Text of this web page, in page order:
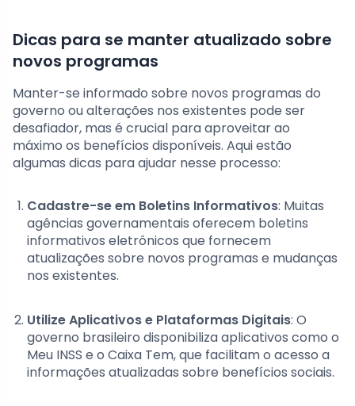
Dicas para se manter atualizado sobre
novos programas
Manter-se informado sobre novos programas do
governo ou alterações nos existentes pode ser
desafiador, mas é crucial para aproveitar ao
máximo os benefícios disponíveis. Aqui estão
algumas dicas para ajudar nesse processo:
Cadastre-se em Boletins Informativos: Muitas
agências governamentais oferecem boletins
informativos eletrônicos que fornecem
atualizações sobre novos programas e mudanças
nos existentes.
Utilize Aplicativos e Plataformas Digitais: O
governo brasileiro disponibiliza aplicativos como o
Meu INSS e o Caixa Tem, que facilitam o acesso a
informações atualizadas sobre benefícios sociais.